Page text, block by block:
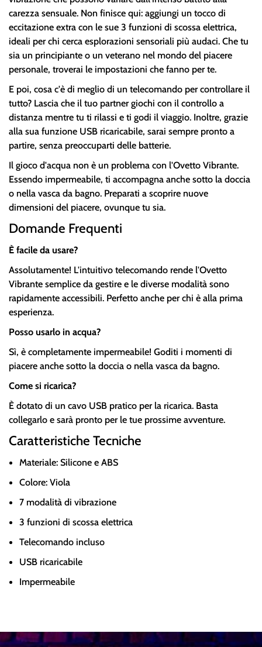
carezza sensuale. Non finisce qui: aggiungi un tocco di
eccitazione extra con le sue 3 funzioni di scossa elettrica,
ideali per chi cerca esplorazioni sensoriali più audaci. Che tu
sia un principiante o un veterano nel mondo del piacere
personale, troverai le impostazioni che fanno per te.
E poi, cosa c'è di meglio di un telecomando per controllare il
tutto? Lascia che il tuo partner giochi con il controllo a
distanza mentre tu ti rilassi e ti godi il viaggio. Inoltre, grazie
alla sua funzione USB ricaricabile, sarai sempre pronto a
partire, senza preoccuparti delle batterie.
Il gioco d'acqua non è un problema con l'Ovetto Vibrante.
Essendo impermeabile, ti accompagna anche sotto la doccia
o nella vasca da bagno. Preparati a scoprire nuove
dimensioni del piacere, ovunque tu sia.
Domande Frequenti
È facile da usare?
Assolutamente! L'intuitivo telecomando rende l'Ovetto
Vibrante semplice da gestire e le diverse modalità sono
rapidamente accessibili. Perfetto anche per chi è alla prima
esperienza.
Posso usarlo in acqua?
Sì, è completamente impermeabile! Goditi i momenti di
piacere anche sotto la doccia o nella vasca da bagno.
Come si ricarica?
È dotato di un cavo USB pratico per la ricarica. Basta
collegarlo e sarà pronto per le tue prossime avventure.
Caratteristiche Tecniche
Materiale: Silicone e ABS
Colore: Viola
7 modalità di vibrazione
3 funzioni di scossa elettrica
Telecomando incluso
USB ricaricabile
Impermeabile